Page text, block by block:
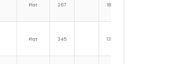
Plat 267 186
Plat 345 139